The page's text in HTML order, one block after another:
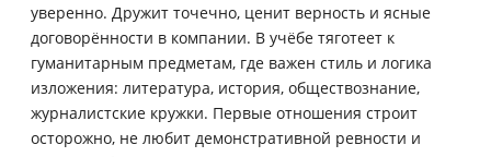
уверенно. Дружит точечно, ценит верность и ясные
договорённости в компании. В учёбе тяготеет к
гуманитарным предметам, где важен стиль и логика
изложения: литература, история, обществознание,
журналистские кружки. Первые отношения строит
осторожно, не любит демонстративной ревности и